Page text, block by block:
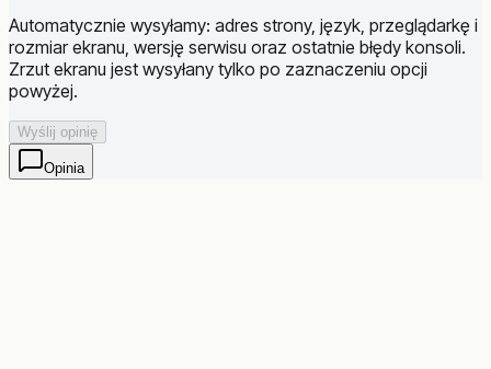
Automatycznie wysyłamy: adres strony, język, przeglądarkę i
rozmiar ekranu, wersję serwisu oraz ostatnie błędy konsoli.
Zrzut ekranu jest wysyłany tylko po zaznaczeniu opcji
powyżej.
Wyślij opinię
Opinia